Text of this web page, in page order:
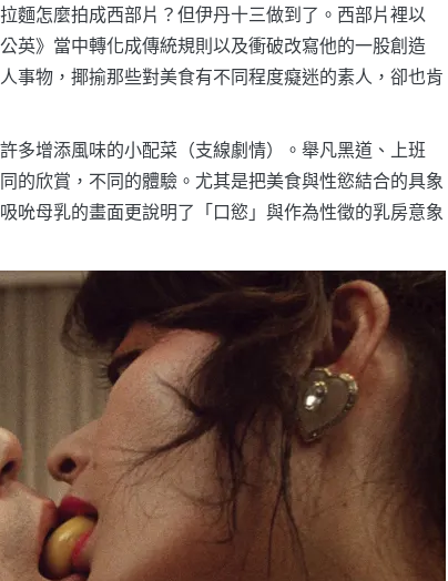
麵怎麼拍成西部片？但伊丹十三做到了。西部片裡以
英》當中轉化成傳統規則以及衝破改寫他的一股創造
事物，揶揄那些對美食有不同程度癡迷的素人，卻也肯
多增添風味的小配菜（支線劇情）。舉凡黑道、上班
的欣賞，不同的體驗。尤其是把美食與性慾結合的具象
吮母乳的畫面更說明了「口慾」與作為性徵的乳房意象